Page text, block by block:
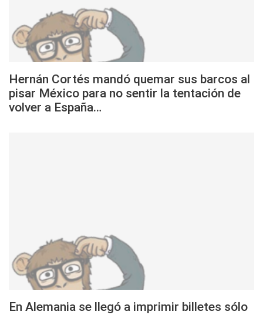
Hernán Cortés mandó quemar sus barcos al
pisar México para no sentir la tentación de
volver a España…
En Alemania se llegó a imprimir billetes sólo